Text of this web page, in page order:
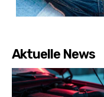
Aktuelle News